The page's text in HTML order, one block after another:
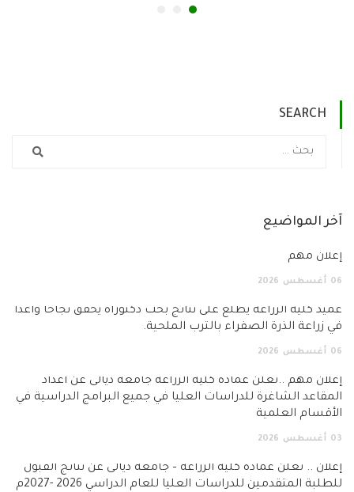
SEARCH
المواضيع
مهم
أغسطس 2026
كلية الزراعة يطّلع على نتائج بحث دكتوراه يحقق نجاحاً واعداً
زراعة الذرة الصفراء بالترب الملحية.
أغسطس 2026
مهم ..تعلن عمادة كلية الزراعة جامعة ديالى عن أعداد
الشاغرة للدراسات العليا في جميع البرامج الدراسية في
العلمية
أغسطس 2026
.. تعلن عمادة كلية الزراعة – جامعة ديالى عن نتائج القبول
المتقدمين للدراسات العليا للعام الدراسي 2026 -2027م